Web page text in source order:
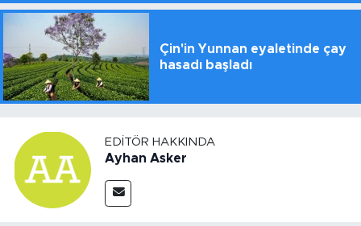
Çin'in Yunnan eyaletinde çay
hasadı başladı
EDITÖR HAKKINDA
Ayhan Asker